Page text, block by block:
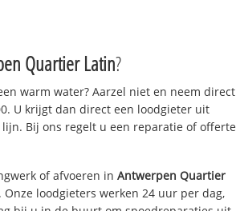
Quartier Latin?
warm water? Aarzel niet en neem direct
U krijgt dan direct een loodgieter uit
lijn. Bij ons regelt u een reparatie of offerte
of afvoeren in Antwerpen Quartier
loodgieters werken 24 uur per dag,